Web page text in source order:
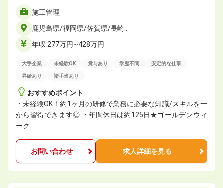
施工管理
鹿児島県/福岡県/佐賀県/長崎…
年収 277万円~428万円
大手企業 未経験OK 賞与あり 学歴不問 安定的な仕事
昇給あり 諸手当あり
おすすめポイント
・未経験OK！約1ヶ月の研修で業務に必要な知識/スキルを一
から習得できます◎ ・年間休日は約125日★ゴールデンウィ
ーク…
お問い合わせ 求人詳細を見る